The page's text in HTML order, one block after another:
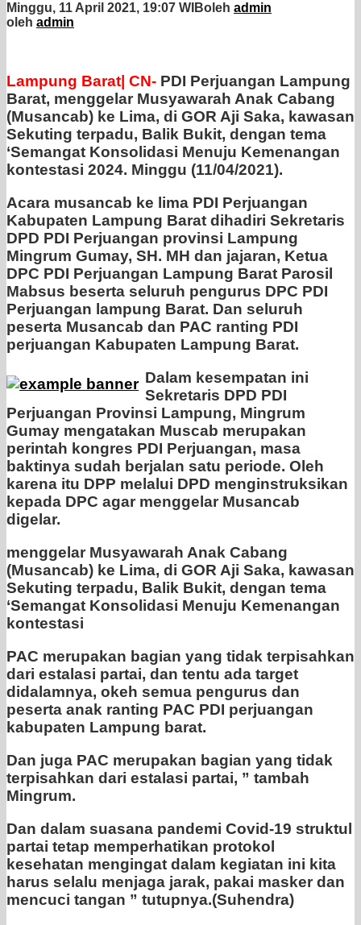
Minggu, 11 April 2021, 19:07 WIBoleh admin
oleh admin
Lampung Barat| CN- PDI Perjuangan Lampung
Barat, menggelar Musyawarah Anak Cabang
(Musancab) ke Lima, di GOR Aji Saka, kawasan
Sekuting terpadu, Balik Bukit, dengan tema
‘Semangat Konsolidasi Menuju Kemenangan
kontestasi 2024. Minggu (11/04/2021).
Acara musancab ke lima PDI Perjuangan
Kabupaten Lampung Barat dihadiri Sekretaris
DPD PDI Perjuangan provinsi Lampung
Mingrum Gumay, SH. MH dan jajaran, Ketua
DPC PDI Perjuangan Lampung Barat Parosil
Mabsus beserta seluruh pengurus DPC PDI
Perjuangan lampung Barat. Dan seluruh
peserta Musancab dan PAC ranting PDI
perjuangan Kabupaten Lampung Barat.
Dalam kesempatan ini
Sekretaris DPD PDI
Perjuangan Provinsi Lampung, Mingrum
Gumay mengatakan Muscab merupakan
perintah kongres PDI Perjuangan, masa
baktinya sudah berjalan satu periode. Oleh
karena itu DPP melalui DPD menginstruksikan
kepada DPC agar menggelar Musancab
digelar.
menggelar Musyawarah Anak Cabang
(Musancab) ke Lima, di GOR Aji Saka, kawasan
Sekuting terpadu, Balik Bukit, dengan tema
‘Semangat Konsolidasi Menuju Kemenangan
kontestasi
PAC merupakan bagian yang tidak terpisahkan
dari estalasi partai, dan tentu ada target
didalamnya, okeh semua pengurus dan
peserta anak ranting PAC PDI perjuangan
kabupaten Lampung barat.
Dan juga PAC merupakan bagian yang tidak
terpisahkan dari estalasi partai, ” tambah
Mingrum.
Dan dalam suasana pandemi Covid-19 struktul
partai tetap memperhatikan protokol
kesehatan mengingat dalam kegiatan ini kita
harus selalu menjaga jarak, pakai masker dan
mencuci tangan ” tutupnya.(Suhendra)